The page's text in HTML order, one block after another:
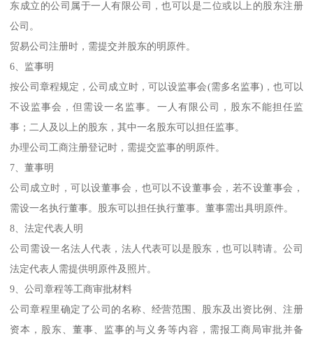
东成立的公司属于一人有限公司，也可以是二位或以上的股东注册
公司。
贸易公司注册时，需提交并股东的明原件。
6、监事明
按公司章程规定，公司成立时，可以设监事会(需多名监事)，也可以
不设监事会，但需设一名监事。一人有限公司，股东不能担任监
事；二人及以上的股东，其中一名股东可以担任监事。
办理公司工商注册登记时，需提交监事的明原件。
7、董事明
公司成立时，可以设董事会，也可以不设董事会，若不设董事会，
需设一名执行董事。股东可以担任执行董事。董事需出具明原件。
8、法定代表人明
公司需设一名法人代表，法人代表可以是股东，也可以聘请。公司
法定代表人需提供明原件及照片。
9、公司章程等工商审批材料
公司章程里确定了公司的名称、经营范围、股东及出资比例、注册
资本，股东、董事、监事的与义务等内容，需报工商局审批并备